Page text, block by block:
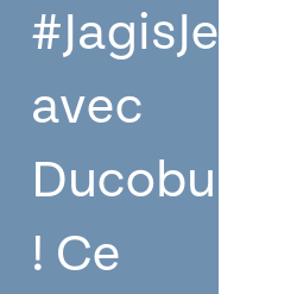
avec
Ducobu
! Ce